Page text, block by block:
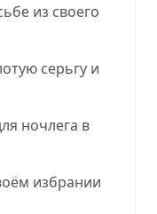
из своего
серьгу и
ночлега в
избрании